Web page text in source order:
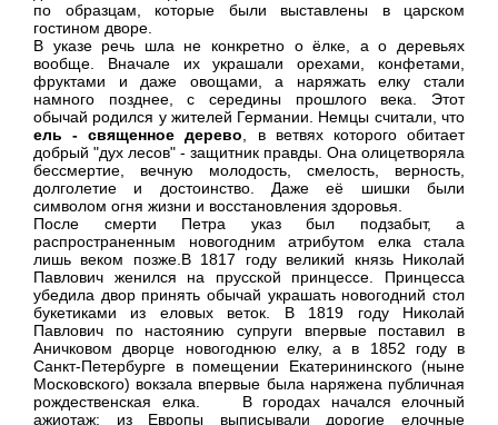
по образцам, которые были выставлены в царском
гостином дворе.
В указе речь шла не конкретно о ёлке, а о деревьях
вообще. Вначале их украшали орехами, конфетами,
фруктами и даже овощами, а наряжать елку стали
намного позднее, с середины прошлого века. Этот
обычай родился у жителей Германии. Немцы считали, что
ель - священное дерево , в ветвях которого обитает
добрый "дух лесов" - защитник правды. Она олицетворяла
бессмертие, вечную молодость, смелость, верность,
долголетие и достоинство. Даже её шишки были
символом огня жизни и восстановления здоровья.
После смерти Петра указ был подзабыт, а
распространенным новогодним атрибутом елка стала
лишь веком позже.В 1817 году великий князь Николай
Павлович женился на прусской принцессе. Принцесса
убедила двор принять обычай украшать новогодний стол
букетиками из еловых веток. В 1819 году Николай
Павлович по настоянию супруги впервые поставил в
Аничковом дворце новогоднюю елку, а в 1852 году в
Санкт-Петербурге в помещении Екатерининского (ныне
Московского) вокзала впервые была наряжена публичная
рождественская елка. В городах начался елочный
ажиотаж: из Европы выписывали дорогие елочные